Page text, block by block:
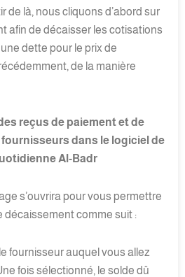
de là, nous cliquons d’abord sur
afin de décaisser les cotisations
dette pour le prix de
de la manière
reçus de paiement et de
dans le logiciel de
Al-Badr
s’ouvrira pour vous permettre
décaissement comme suit :
fournisseur auquel vous allez
fois sélectionné, le solde dû